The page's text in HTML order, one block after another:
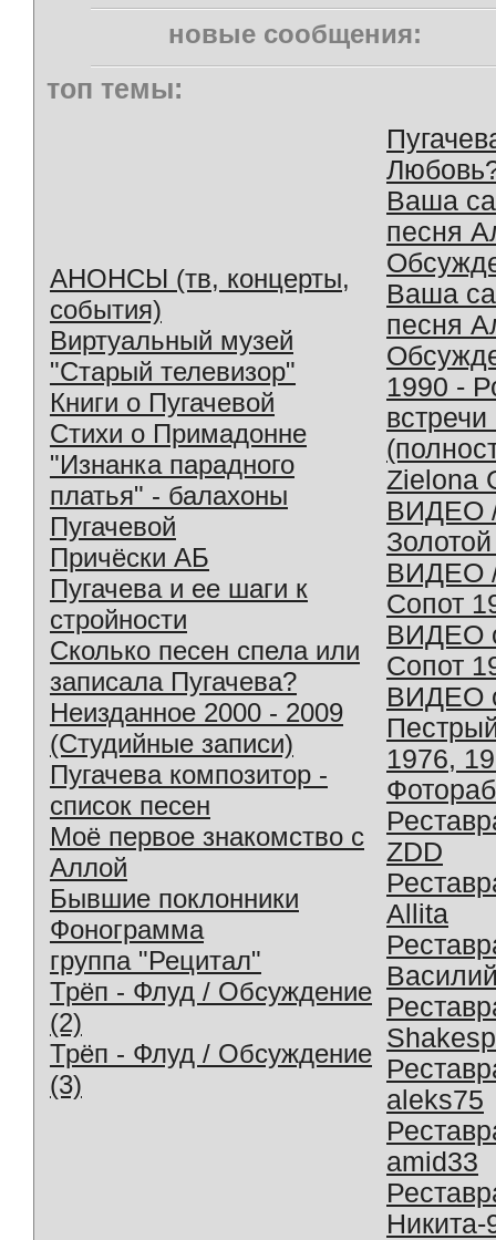
новые сообщения:
топ темы:
АНОНСЫ (тв, концерты,
события)
Виртуальный музей
"Старый телевизор"
Книги о Пугачевой
Стихи о Примадонне
"Изнанка парадного
платья" - балахоны
Пугачевой
Причёски АБ
Пугачева и ее шаги к
стройности
Сколько песен спела или
записала Пугачева?
Неизданное 2000 - 2009
(Студийные записи)
Пугачева композитор -
список песен
Моё первое знакомство с
Аллой
Бывшие поклонники
Фонограмма
группа "Рецитал"
Трёп - Флуд / Обсуждение
(2)
Трёп - Флуд / Обсуждение
(3)
Ваша
песня
Ваша
песня
1990 -
Zielona
ВИДЕО
ВИДЕО
Сопот
ВИДЕО
Сопот
ВИДЕО
1976,
ZDD
Allita
aleks75
amid33
Никита-